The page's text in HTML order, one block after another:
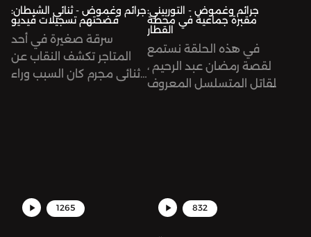
جرائم وغموض - ثنائي الشيطان:
فضحتهم تسجيلات فيديو
سرقة صغيرة في أحد
المتاجر تكشف النقاب عن
ثنائي مجرم كان السبب وراء
جرائم وغموض - التوربيني:
مقبرة جماعية في محطة
القطار
في هذه الحلقة نستمع
لقصة رمضان عبد الرحيم ،
القاتل المتسلسل المعروف
1265 832